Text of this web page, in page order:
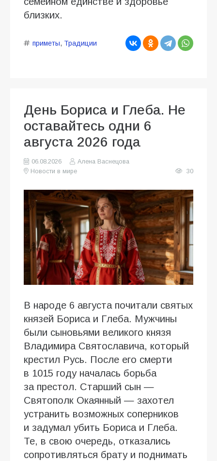
близких.
приметы, Традиции
День Бориса и Глеба. Не
оставайтесь одни 6
августа 2026 года
06.08.2026
Алена Васнецова
Новости в мире
30
В народе 6 августа почитали святых
князей Бориса и Глеба. Мужчины
были сыновьями великого князя
Владимира Святославича, который
крестил Русь. После его смерти
в 1015 году началась борьба
за престол. Старший сын —
Святополк Окаянный — захотел
устранить возможных соперников
и задумал убить Бориса и Глеба.
Те, в свою очередь, отказались
сопротивляться брату и поднимать